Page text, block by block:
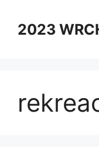
content2023